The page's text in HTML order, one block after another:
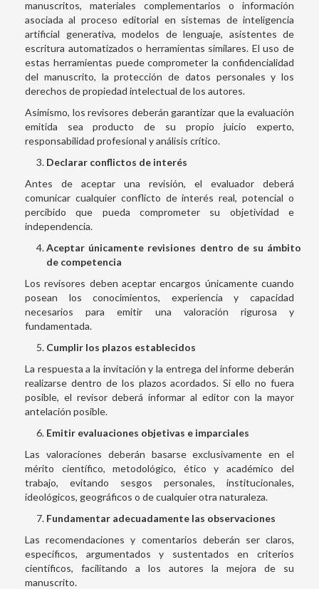
manuscritos, materiales complementarios o información
asociada al proceso editorial en sistemas de inteligencia
artificial generativa, modelos de lenguaje, asistentes de
escritura automatizados o herramientas similares. El uso de
estas herramientas puede comprometer la confidencialidad
del manuscrito, la protección de datos personales y los
derechos de propiedad intelectual de los autores.
Asimismo, los revisores deberán garantizar que la evaluación
emitida sea producto de su propio juicio experto,
responsabilidad profesional y análisis crítico.
Declarar conflictos de interés
Antes de aceptar una revisión, el evaluador deberá
comunicar cualquier conflicto de interés real, potencial o
percibido que pueda comprometer su objetividad e
independencia.
Aceptar únicamente revisiones dentro de su ámbito
de competencia
Los revisores deben aceptar encargos únicamente cuando
posean los conocimientos, experiencia y capacidad
necesarios para emitir una valoración rigurosa y
fundamentada.
Cumplir los plazos establecidos
La respuesta a la invitación y la entrega del informe deberán
realizarse dentro de los plazos acordados. Si ello no fuera
posible, el revisor deberá informar al editor con la mayor
antelación posible.
Emitir evaluaciones objetivas e imparciales
Las valoraciones deberán basarse exclusivamente en el
mérito científico, metodológico, ético y académico del
trabajo, evitando sesgos personales, institucionales,
ideológicos, geográficos o de cualquier otra naturaleza.
Fundamentar adecuadamente las observaciones
Las recomendaciones y comentarios deberán ser claros,
específicos, argumentados y sustentados en criterios
científicos, facilitando a los autores la mejora de su
manuscrito.